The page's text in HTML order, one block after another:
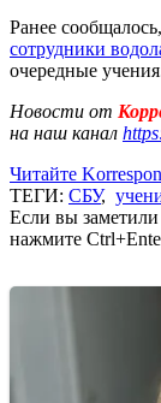
Ранее
сотрудники
очередные
Новости от
на наш канал
Читайте
ТЕГИ: СБУ,
Если вы
нажмите